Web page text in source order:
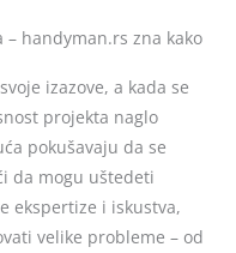
handyman.rs zna kako
izazove, a kada se
projekta naglo
pokušavaju da se
da mogu uštedeti
ekspertize i iskustva,
velike probleme – od